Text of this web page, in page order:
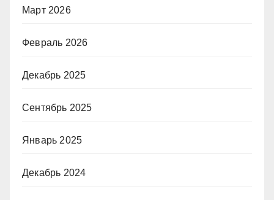
Март 2026
Февраль 2026
Декабрь 2025
Сентябрь 2025
Январь 2025
Декабрь 2024